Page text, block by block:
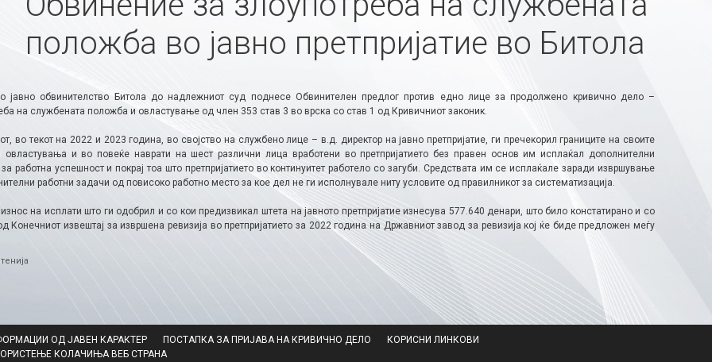
положба во јавно претпријатие во Битола
јавно обвинителство Битола до надлежниот суд поднесе Обвинителен предлог против едно лице за продолжено кривично дело –
на службената положба и овластување од член 353 став 3 во врска со став 1 од Кривичниот законик.
во текот на 2022 и 2023 година, во својство на службено лице – в.д. директор на јавно претпријатие, ги пречекорил границите на своите
овластувања и во повеќе наврати на шест различни лица вработени во претпријатието без правен основ им исплаќал дополнителни
работна успешност и покрај тоа што претпријатието во континуитет работело со загуби. Средствата им се исплаќале заради извршување
работни задачи од повисоко работно место за кое дел не ги исполнувале ниту условите од правилникот за систематизација.
на исплати што ги одобрил и со кои предизвикал штета на јавното претпријатие изнесува 577.640 денари, што било констатирано и со
Конечниот извештај за извршена ревизија во претпријатието за 2022 година на Државниот завод за ревизија кој ќе биде предложен меѓу
ОД ЈАВЕН КАРАКТЕР ПОСТАПКА ЗА ПРИЈАВА НА КРИВИЧНО ДЕЛО
КОРИСНИ ЛИНКОВИ
КОЛАЧИЊА ВЕБ СТРАНА